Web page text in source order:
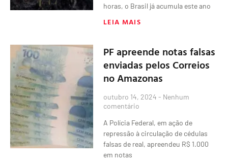
horas, o Brasil já acumula este ano
LEIA MAIS
PF apreende notas falsas
enviadas pelos Correios
no Amazonas
outubro 14, 2024 Nenhum
comentário
A Polícia Federal, em ação de
repressão à circulação de cédulas
falsas de real, apreendeu R$ 1.000
em notas